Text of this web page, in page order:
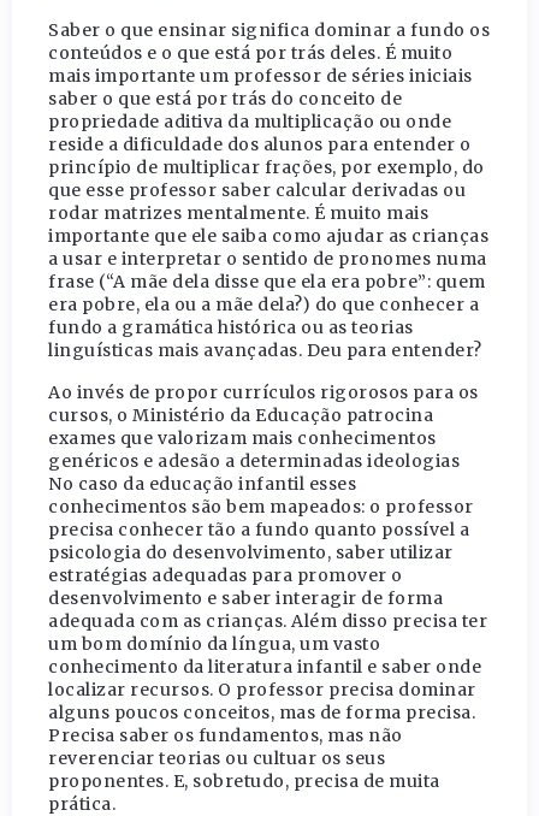
Saber o que ensinar significa dominar a fundo os
conteúdos e o que está por trás deles. É muito
mais importante um professor de séries iniciais
saber o que está por trás do conceito de
propriedade aditiva da multiplicação ou onde
reside a dificuldade dos alunos para entender o
princípio de multiplicar frações, por exemplo, do
que esse professor saber calcular derivadas ou
rodar matrizes mentalmente. É muito mais
importante que ele saiba como ajudar as crianças
a usar e interpretar o sentido de pronomes numa
frase (“A mãe dela disse que ela era pobre”: quem
era pobre, ela ou a mãe dela?) do que conhecer a
fundo a gramática histórica ou as teorias
linguísticas mais avançadas. Deu para entender?
Ao invés de propor currículos rigorosos para os
cursos, o Ministério da Educação patrocina
exames que valorizam mais conhecimentos
genéricos e adesão a determinadas ideologias
No caso da educação infantil esses
conhecimentos são bem mapeados: o professor
precisa conhecer tão a fundo quanto possível a
psicologia do desenvolvimento, saber utilizar
estratégias adequadas para promover o
desenvolvimento e saber interagir de forma
adequada com as crianças. Além disso precisa ter
um bom domínio da língua, um vasto
conhecimento da literatura infantil e saber onde
localizar recursos. O professor precisa dominar
alguns poucos conceitos, mas de forma precisa.
Precisa saber os fundamentos, mas não
reverenciar teorias ou cultuar os seus
proponentes. E, sobretudo, precisa de muita
prática.